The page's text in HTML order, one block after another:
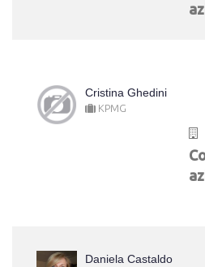
Cristina Ghedini
KPMG
Daniela Castaldo